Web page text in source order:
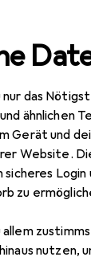
nur das
ähnlichen
Gerät und
Website.
sicheres
zu
allem
nutzen,